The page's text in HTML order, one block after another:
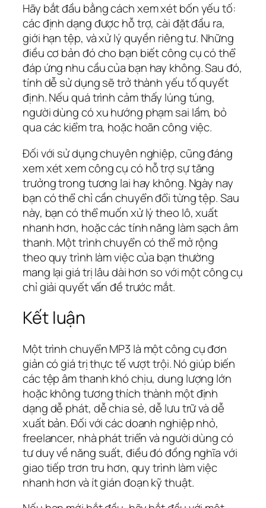
Hãy bắt đầu bằng cách xem xét bốn yếu tố:
các định dạng được hỗ trợ, cài đặt đầu ra,
giới hạn tệp, và xử lý quyền riêng tư. Những
điều cơ bản đó cho bạn biết công cụ có thể
đáp ứng nhu cầu của bạn hay không. Sau đó,
tính dễ sử dụng sẽ trở thành yếu tố quyết
định. Nếu quá trình cảm thấy lúng túng,
người dùng có xu hướng phạm sai lầm, bỏ
qua các kiểm tra, hoặc hoãn công việc.
Đối với sử dụng chuyên nghiệp, cũng đáng
xem xét xem công cụ có hỗ trợ sự tăng
trưởng trong tương lai hay không. Ngày nay
bạn có thể chỉ cần chuyển đổi từng tệp. Sau
này, bạn có thể muốn xử lý theo lô, xuất
nhanh hơn, hoặc các tính năng làm sạch âm
thanh. Một trình chuyển có thể mở rộng
theo quy trình làm việc của bạn thường
mang lại giá trị lâu dài hơn so với một công cụ
chỉ giải quyết vấn đề trước mắt.
Kết luận
Một trình chuyển MP3 là một công cụ đơn
giản có giá trị thực tế vượt trội. Nó giúp biến
các tệp âm thanh khó chịu, dung lượng lớn
hoặc không tương thích thành một định
dạng dễ phát, dễ chia sẻ, dễ lưu trữ và dễ
xuất bản. Đối với các doanh nghiệp nhỏ,
freelancer, nhà phát triển và người dùng có
tư duy về năng suất, điều đó đồng nghĩa với
giao tiếp trơn tru hơn, quy trình làm việc
nhanh hơn và ít gián đoạn kỹ thuật.